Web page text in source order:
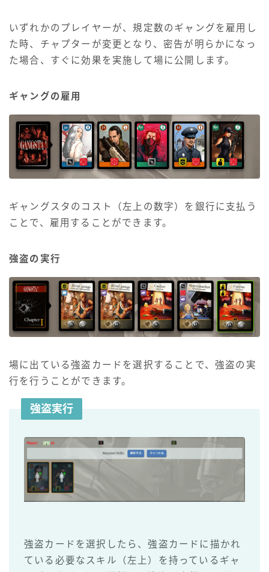
いずれかのプレイヤーが、規定数のギャングを雇用し
た時、チャプターが変更となり、密告が明らかになっ
た場合、すぐに効果を実施して場に公開します。
ギャングの雇用
ギャングスタのコスト（左上の数字）を銀行に支払う
ことで、雇用することができます。
強盗の実行
場に出ている強盗カードを選択することで、強盗の実
行を行うことができます。
強盗実行
強盗カードを選択したら、強盗カードに描かれ
ている必要なスキル（左上）を持っているギャ